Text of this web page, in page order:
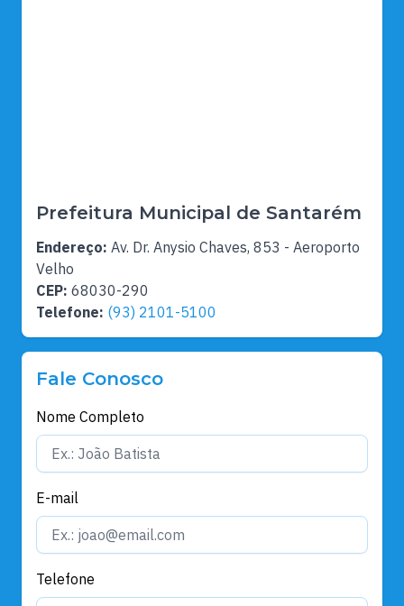
Prefeitura Municipal de Santarém
Endereço: Av. Dr. Anysio Chaves, 853 - Aeroporto
Velho
CEP: 68030-290
Telefone: (93) 2101-5100
Fale Conosco
Nome Completo
E-mail
Telefone